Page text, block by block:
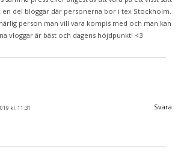
en del bloggar där personerna bor i tex Stockholm.
person man vill vara kompis med och man kan
vloggar är bäst och dagens höjdpunkt! <3
Svara
kl. 11:31